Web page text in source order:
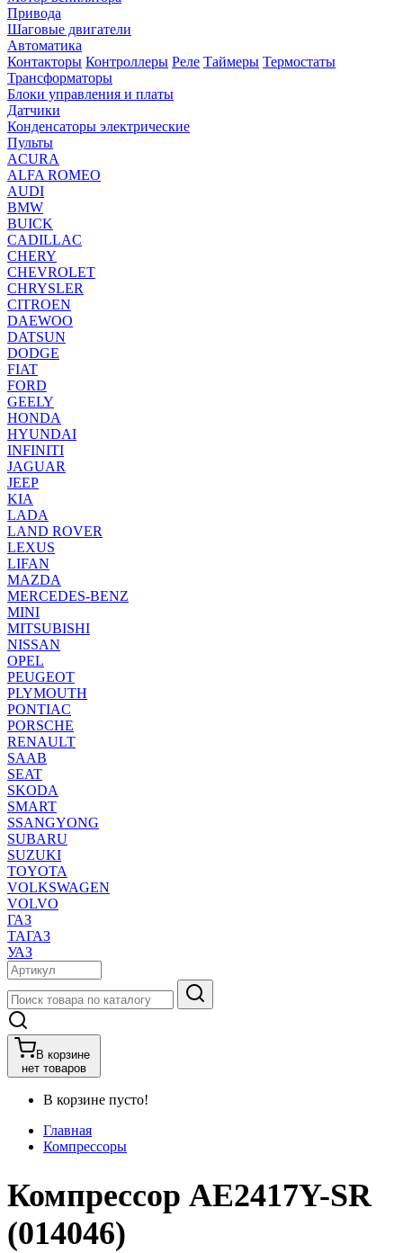
Привода
Шаговые двигатели
Автоматика
Контакторы Контроллеры Реле Таймеры Термостаты
Трансформаторы
Блоки управления и платы
Датчики
Конденсаторы электрические
Пульты
ACURA
ALFA ROMEO
AUDI
BMW
BUICK
CADILLAC
CHERY
CHEVROLET
CHRYSLER
CITROEN
DAEWOO
DATSUN
DODGE
FIAT
FORD
GEELY
HONDA
HYUNDAI
INFINITI
JAGUAR
JEEP
KIA
LADA
LAND ROVER
LEXUS
LIFAN
MAZDA
MERCEDES-BENZ
MINI
MITSUBISHI
NISSAN
OPEL
PEUGEOT
PLYMOUTH
PONTIAC
PORSCHE
RENAULT
SAAB
SEAT
SKODA
SMART
SSANGYONG
SUBARU
SUZUKI
TOYOTA
VOLKSWAGEN
VOLVO
ГАЗ
ТАГАЗ
УАЗ
В корзине
нет товаров
В корзине пусто!
Главная
Компрессоры
Компресcор AE2417Y-SR
(014046)